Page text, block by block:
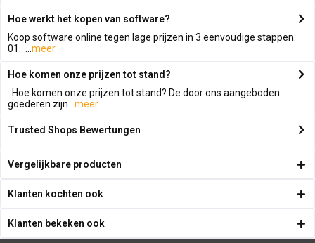
Hoe werkt het kopen van software?
Koop software online tegen lage prijzen in 3 eenvoudige stappen:
01. ... meer
Hoe komen onze prijzen tot stand?
Hoe komen onze prijzen tot stand? De door ons aangeboden
goederen zijn... meer
Trusted Shops Bewertungen
Vergelijkbare producten
Klanten kochten ook
Klanten bekeken ook